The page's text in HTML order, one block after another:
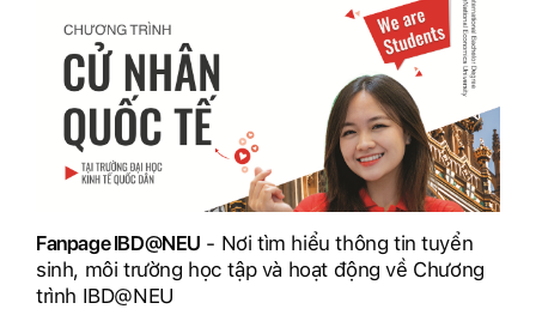
Fanpage IBD@NEU - Nơi tìm hiểu thông tin tuyển
sinh, môi trường học tập và hoạt động về Chương
trình IBD@NEU